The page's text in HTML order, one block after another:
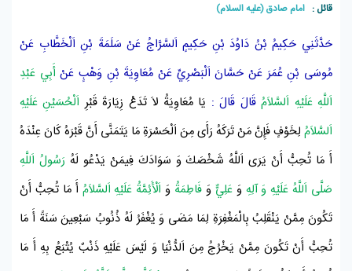
قائل : امام صادق (علیه السلام)
حَدَّثَنِي حَكِيمُ بْنُ دَاوُدَ بْنِ حَكِيمٍ اَلسَّرَّاجُ عَنْسَلَمَةَ بْنِ اَلْخَطَّابِ عَنْ
مُوسَى بْنِ عُمَرَعَنْحَسَّانَ اَلْبَصْرِيِّ عَنْ مُعَاوِيَةَ بْنِ وَهْبٍعَنْأَبِي عَبْدِ
اَللَّهِ عَلَيْهِ اَلسَّلاَمُقَالَ قَالَ : يَامُعَاوِيَةُ لاَ تَدَعْ زِيَارَةَ قَبْرِاَلْحُسَيْنِ عَلَيْهِ
اَلسَّلاَمُ لِخَوْفٍ فَإِنَّ مَنْ تَرَكَهُ رَأَى مِنَ اَلْحَسْرَةِ مَا يَتَمَنَّى أَنَّ قَبْرَهُ كَانَ عِنْدَهُ
أَ مَا تُحِبُّ أَنْ يَرَى اَللَّهُ شَخْصَكَ وَ سَوَادَكَ فِيمَنْ يَدْعُو لَهُ رَسُولُ اَللَّهِ
صَلَّى اَللَّهُ عَلَيْهِ وَ آلِهِ وَعَلِيٌّ وَ فَاطِمَةُ وَاَلْأَئِمَّةُ عَلَيْهِ اَلسَّلاَمُ أَ مَا تُحِبُّ أَنْ
تَكُونَ مِمَّنْ يَنْقَلِبُ بِالْمَغْفِرَةِ لِمَا مَضَى وَ يُغْفَرُ لَهُ ذُنُوبُ سَبْعِينَ سَنَةً أَ مَا
تُحِبُّ أَنْ تَكُونَ مِمَّنْ يَخْرُجُ مِنَ اَلدُّنْيَا وَ لَيْسَ عَلَيْهِ ذَنْبٌ يُتْبَعُ بِهِ أَ مَا